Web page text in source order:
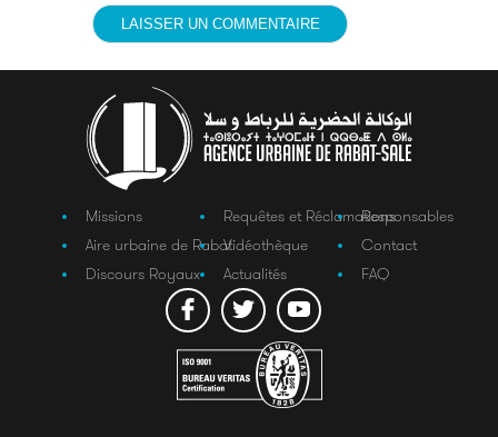
Missions
Aire urbaine de Rabat
Discours Royaux
Requêtes et Réclamations
Vidéothèque
Actualités
Responsables
Contact
FAQ